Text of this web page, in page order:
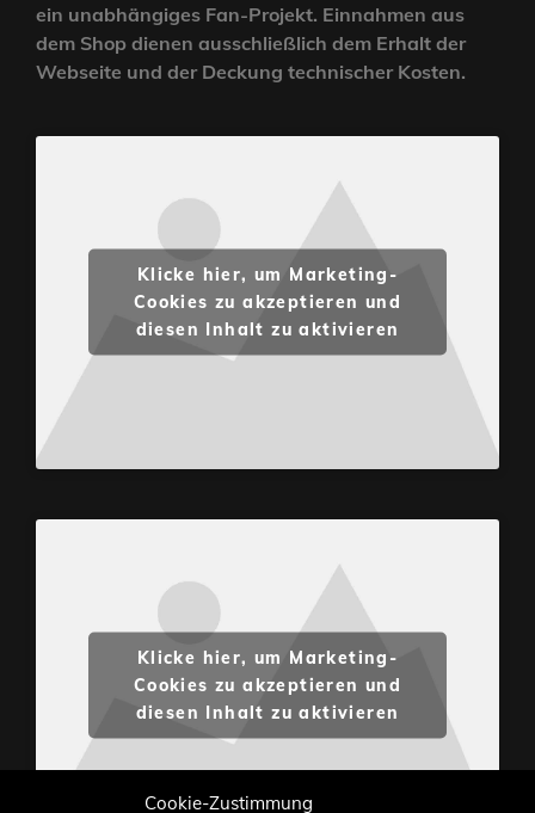
Cookie-Zustimmung
ein unabhängiges Fan-Projekt. Einnahmen aus
dem Shop dienen ausschließlich dem Erhalt der
Webseite und der Deckung technischer Kosten.
Klicke hier, um Marketing-
Cookies zu akzeptieren und
diesen Inhalt zu aktivieren
Klicke hier, um Marketing-
Cookies zu akzeptieren und
diesen Inhalt zu aktivieren